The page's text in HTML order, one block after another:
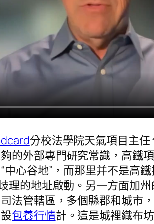
分校法學院天氣項目主
的外部專門研究常識，高鐵
心谷地”，而那里并不是高
理的地址啟動。另一方面加
法管轄區，多個縣郡和城市
包養行情計。這是城裡織布